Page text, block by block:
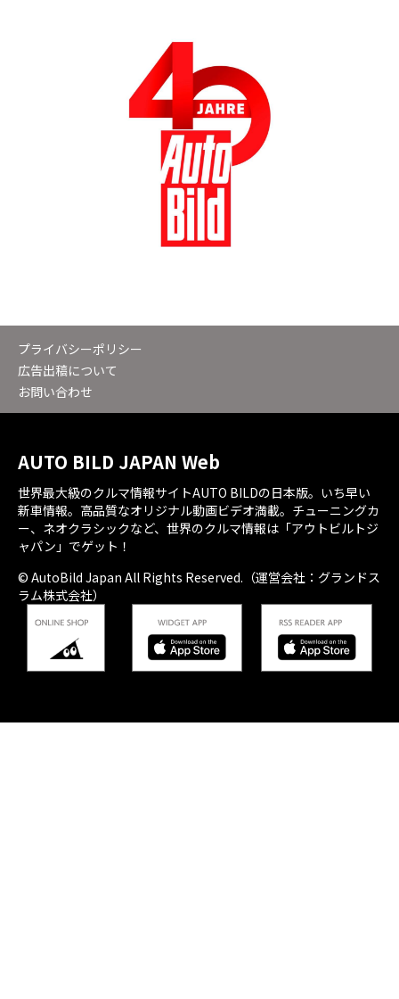
プライバシーポリシー
広告出稿について
お問い合わせ
AUTO BILD JAPAN Web
世界最大級のクルマ情報サイトAUTO BILDの日本版。いち早い
新車情報。高品質なオリジナル動画ビデオ満載。チューニングカ
ー、ネオクラシックなど、世界のクルマ情報は「アウトビルトジ
ャパン」でゲット！
© AutoBild Japan All Rights Reserved.（運営会社：グランドス
ラム株式会社）